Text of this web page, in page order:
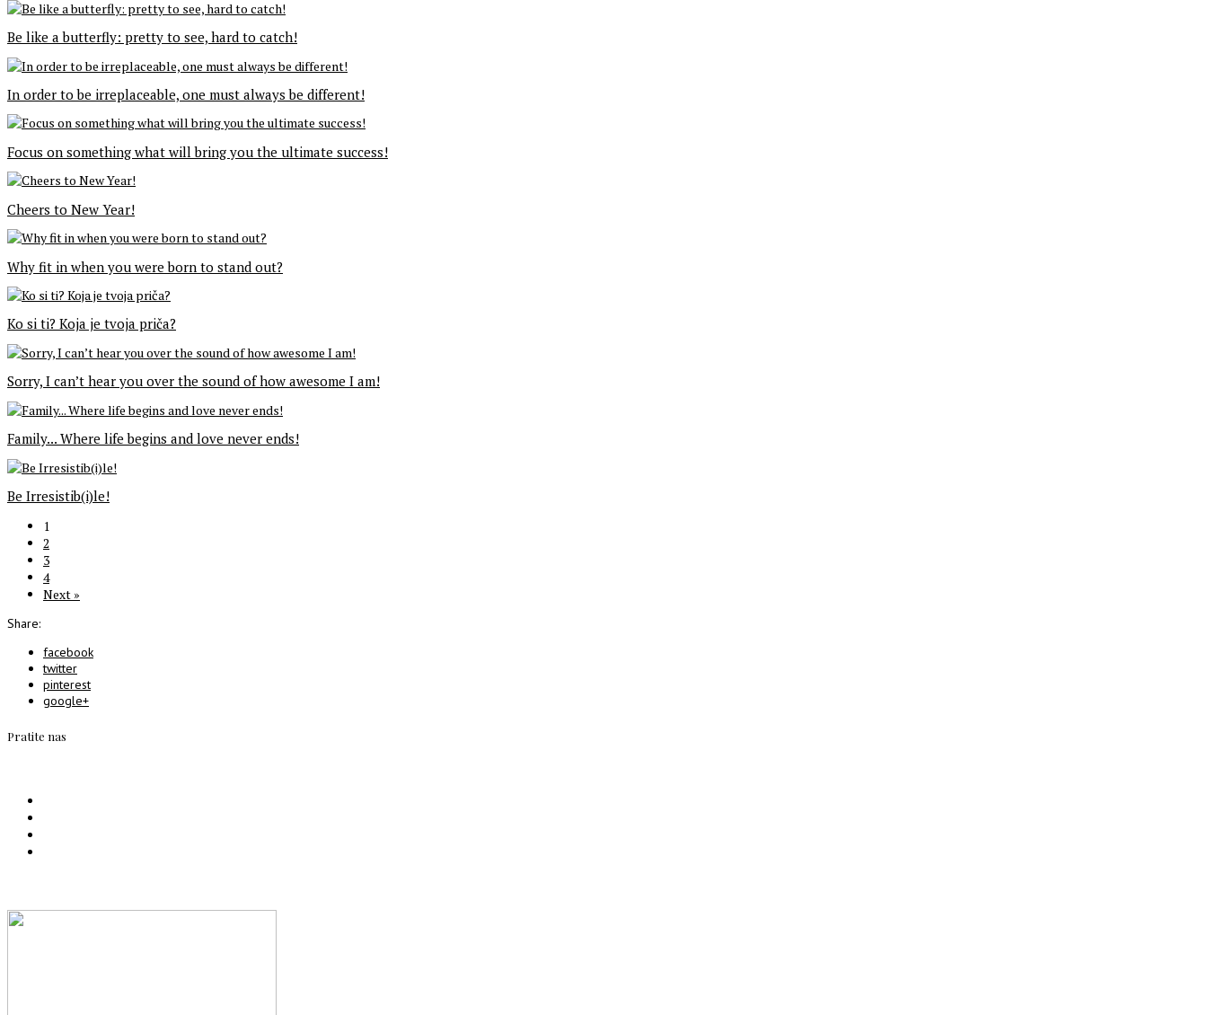
Be like a butterfly: pretty to see, hard to catch!
In order to be irreplaceable, one must always be different!
Focus on something what will bring you the ultimate success!
Cheers to New Year!
Why fit in when you were born to stand out?
Ko si ti? Koja je tvoja priča?
Sorry, I can’t hear you over the sound of how awesome I am!
Family... Where life begins and love never ends!
Be Irresistib(i)le!
1
2
3
4
Next »
Share:
facebook
twitter
pinterest
google+
Pratite nas